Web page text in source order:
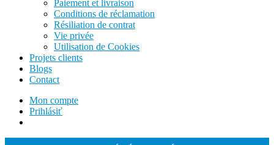
Paiement et livraison
Conditions de réclamation
Résiliation de contrat
Vie privée
Utilisation de Cookies
Projets clients
Blogs
Contact
Mon compte
Prihlásiť